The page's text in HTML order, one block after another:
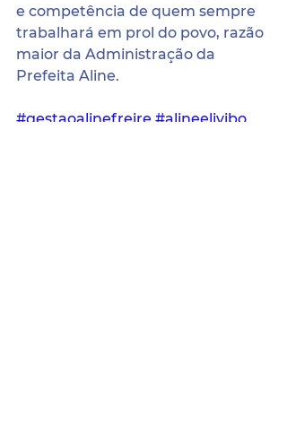
e competência de quem sempre
trabalhará em prol do povo, razão
maior da Administração da
Prefeita Aline.
#gestaoalinefreire #alineelivibo